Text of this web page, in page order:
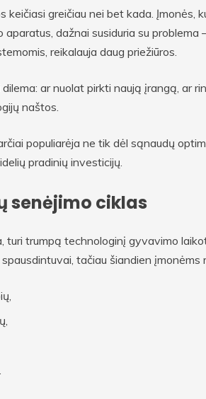
keičiasi greičiau nei bet kada. Įmonės,
dažnai susiduria su problema
reikalauja daug priežiūros.
ar nuolat pirkti naują įrangą, ar
naštos.
populiarėja ne tik dėl sąnaudų
pradinių investicijų.
senėjimo ciklas
turi trumpą technologinį gyvavimo
tačiau šiandien įmonėms